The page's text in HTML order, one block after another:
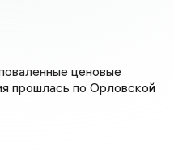
ценовые
прошлась по Орловской